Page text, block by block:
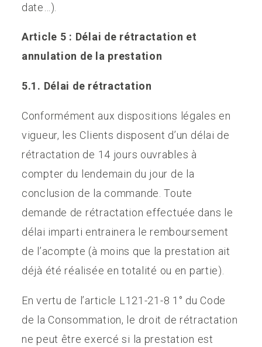
date…).
Article 5 : Délai de rétractation et
annulation de la prestation
5.1. Délai de rétractation
Conformément aux dispositions légales en
vigueur, les Clients disposent d’un délai de
rétractation de 14 jours ouvrables à
compter du lendemain du jour de la
conclusion de la commande. Toute
demande de rétractation effectuée dans le
délai imparti entrainera le remboursement
de l’acompte (à moins que la prestation ait
déjà été réalisée en totalité ou en partie).
En vertu de l’article L121-21-8 1° du Code
de la Consommation, le droit de rétractation
ne peut être exercé si la prestation est